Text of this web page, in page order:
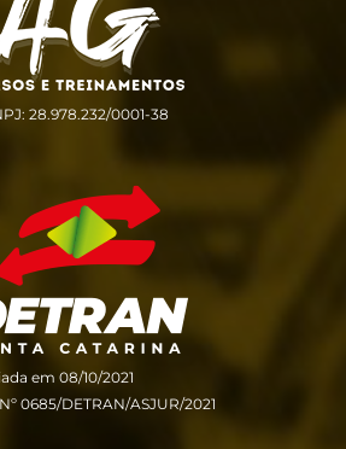
28.978.232/0001-38
em 08/10/2021
0685/DETRAN/ASJUR/2021